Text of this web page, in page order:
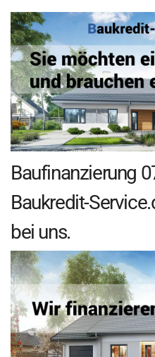
Baufinanzierung
Baukredit-
bei uns.